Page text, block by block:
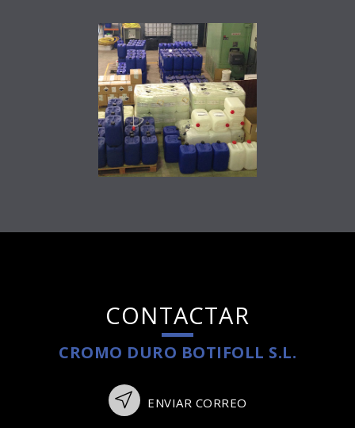
CONTACTAR
CROMO DURO BOTIFOLL S.L.
ENVIAR CORREO